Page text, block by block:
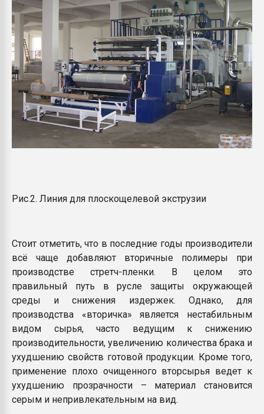
Рис.2. Линия для плоскощелевой экструзии
Стоит отметить, что в последние годы производители
всё чаще добавляют вторичные полимеры при
производстве стретч-пленки. В целом это
правильный путь в русле защиты окружающей
среды и снижения издержек. Однако, для
производства «вторичка» является нестабильным
видом сырья, часто ведущим к снижению
производительности, увеличению количества брака и
ухудшению свойств готовой продукции. Кроме того,
применение плохо очищенного вторсырья ведет к
ухудшению прозрачности – материал становится
серым и непривлекательным на вид.